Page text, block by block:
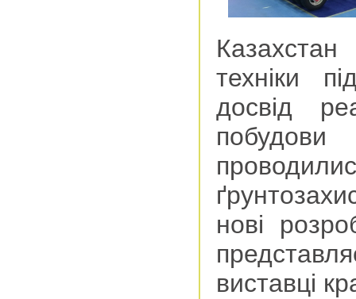
техніки
досвід
побудови
нові
виставці